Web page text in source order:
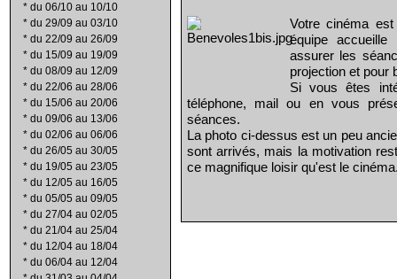
* du 06/10 au 10/10
* du 29/09 au 03/10
* du 22/09 au 26/09
* du 15/09 au 19/09
* du 08/09 au 12/09
* du 22/06 au 28/06
* du 15/06 au 20/06
* du 09/06 au 13/06
* du 02/06 au 06/06
* du 26/05 au 30/05
* du 19/05 au 23/05
* du 12/05 au 16/05
* du 05/05 au 09/05
* du 27/04 au 02/05
* du 21/04 au 25/04
* du 12/04 au 18/04
* du 06/04 au 12/04
Votre cinéma
équipe
assurer les
projection et pour
Si vous êtes
téléphone, mail ou en vous
séances.
La photo ci-dessus est un peu
sont arrivés, mais la motivation
ce magnifique loisir qu'est le